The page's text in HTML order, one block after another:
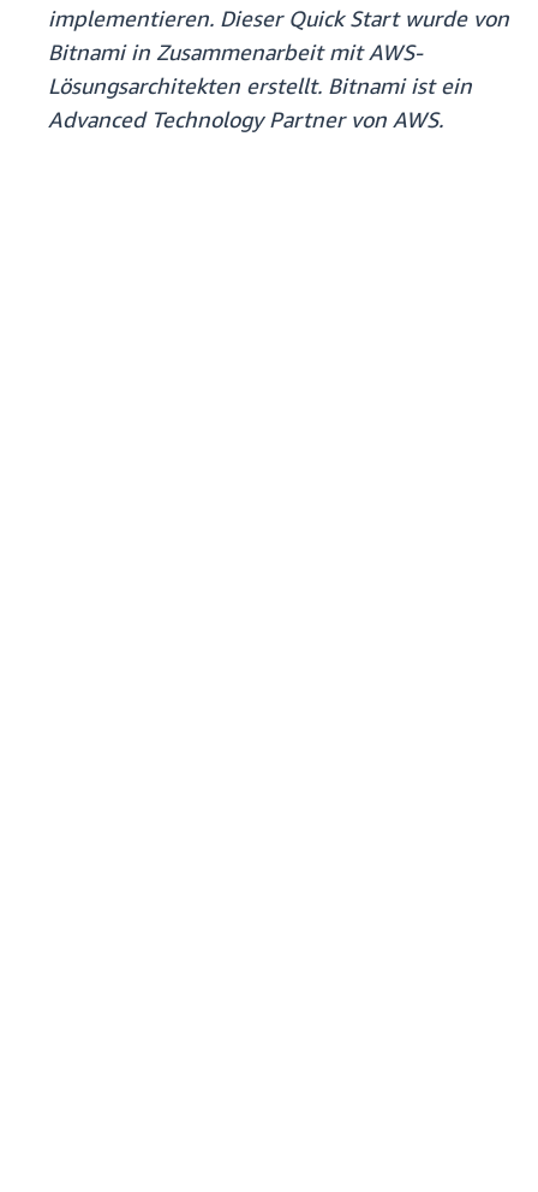
implementieren. Dieser Quick Start wurde von
Bitnami in Zusammenarbeit mit AWS-
Lösungsarchitekten erstellt. Bitnami ist ein
Advanced Technology Partner von AWS.